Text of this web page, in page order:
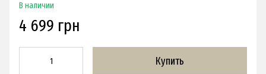
В наличии
4 699 грн
Купить